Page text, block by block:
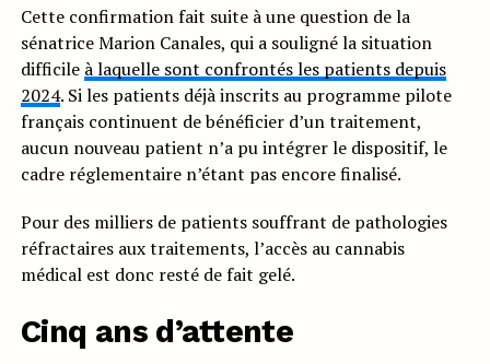
Cette confirmation fait suite à une question de la
sénatrice Marion Canales, qui a souligné la situation
difficile à laquelle sont confrontés les patients depuis
2024. Si les patients déjà inscrits au programme pilote
français continuent de bénéficier d’un traitement,
aucun nouveau patient n’a pu intégrer le dispositif, le
cadre réglementaire n’étant pas encore finalisé.
Pour des milliers de patients souffrant de pathologies
réfractaires aux traitements, l’accès au cannabis
médical est donc resté de fait gelé.
Cinq ans d’attente